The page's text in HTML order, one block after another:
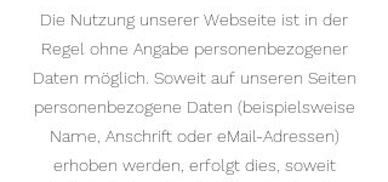
​Die Nutzung unserer Webseite ist in der
Regel ohne Angabe personenbezogener
Daten möglich. Soweit auf unseren Seiten
personenbezogene Daten (beispielsweise
Name, Anschrift oder eMail-Adressen)
erhoben werden, erfolgt dies, soweit